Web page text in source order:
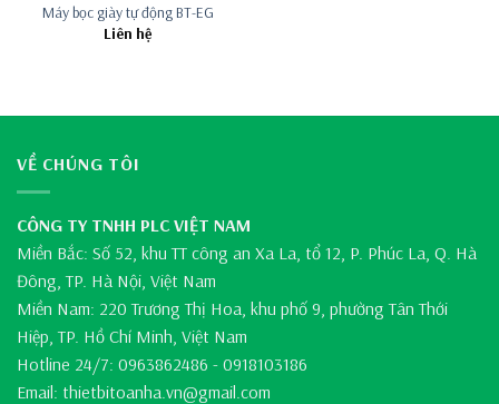
Máy bọc giày tự động BT-EG
Liên hệ
VỀ CHÚNG TÔI
CÔNG TY TNHH PLC VIỆT NAM
Miền Bắc: Số 52, khu TT công an Xa La, tổ 12, P. Phúc La, Q. Hà
Đông, TP. Hà Nội, Việt Nam
Miền Nam: 220 Trương Thị Hoa, khu phố 9, phường Tân Thới
Hiệp, TP. Hồ Chí Minh, Việt Nam
Hotline 24/7: 0963862486 - 0918103186
Email: thietbitoanha.vn@gmail.com